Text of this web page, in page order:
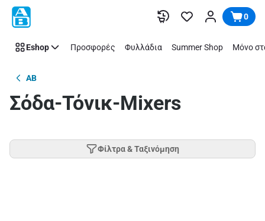
Παράλειψη 0
Eshop Προσφορές Φυλλάδια Summer Shop Μόνο
AB
Σόδα-Τόνικ-Mixers
Φίλτρα & Ταξινόμηση